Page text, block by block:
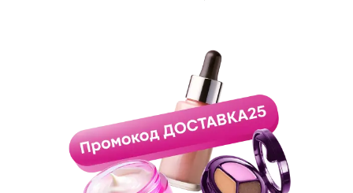
знленый гель 💚